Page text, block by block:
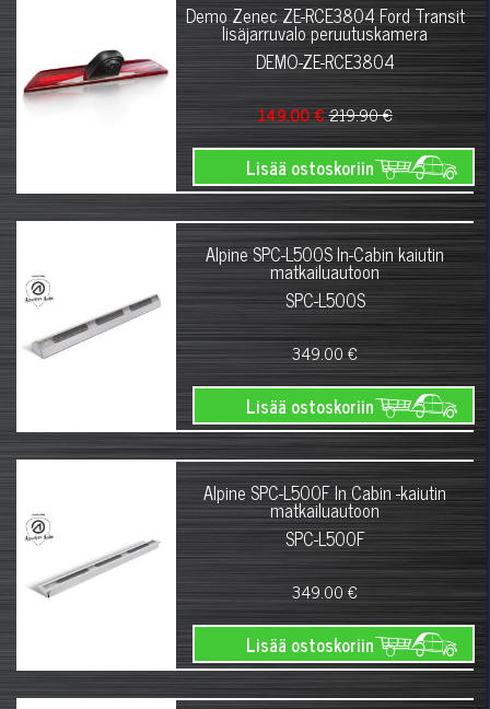
Demo Zenec ZE-RCE3804 Ford Transit
lisäjarruvalo peruutuskamera
DEMO-ZE-RCE3804
149.00 €219.90 €
Lisää ostoskoriin
Alpine SPC-L500S In-Cabin kaiutin
matkailuautoon
SPC-L500S
349.00 €
Lisää ostoskoriin
Alpine SPC-L500F In Cabin -kaiutin
matkailuautoon
SPC-L500F
349.00 €
Lisää ostoskoriin